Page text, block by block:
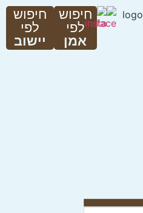
חיפוש
לפי
אמן
חיפוש
לפי
יישוב